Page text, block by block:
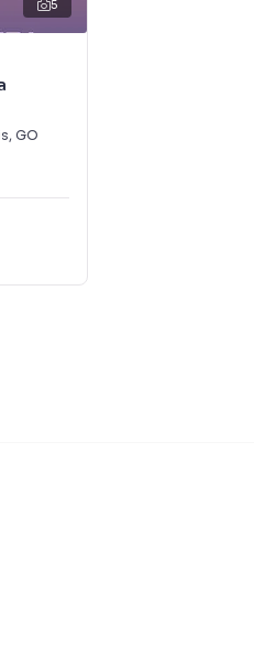
produzir
e
5
, GO